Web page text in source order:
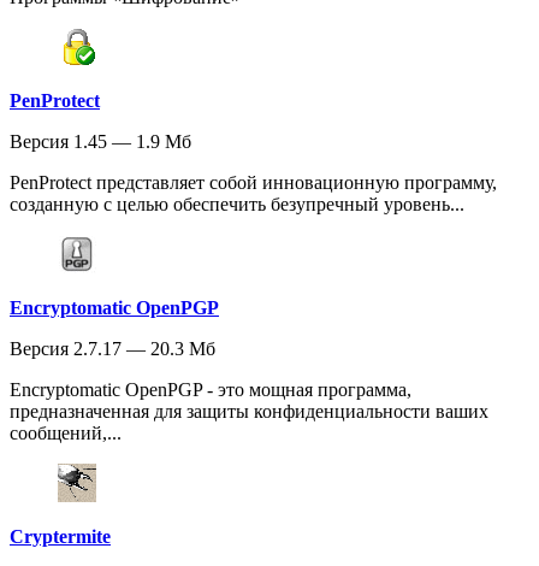
PenProtect
Версия 1.45 — 1.9 Мб
PenProtect представляет собой инновационную программу,
созданную с целью обеспечить безупречный уровень...
Encryptomatic OpenPGP
Версия 2.7.17 — 20.3 Мб
Encryptomatic OpenPGP - это мощная программа,
предназначенная для защиты конфиденциальности ваших
сообщений,...
Cryptermite